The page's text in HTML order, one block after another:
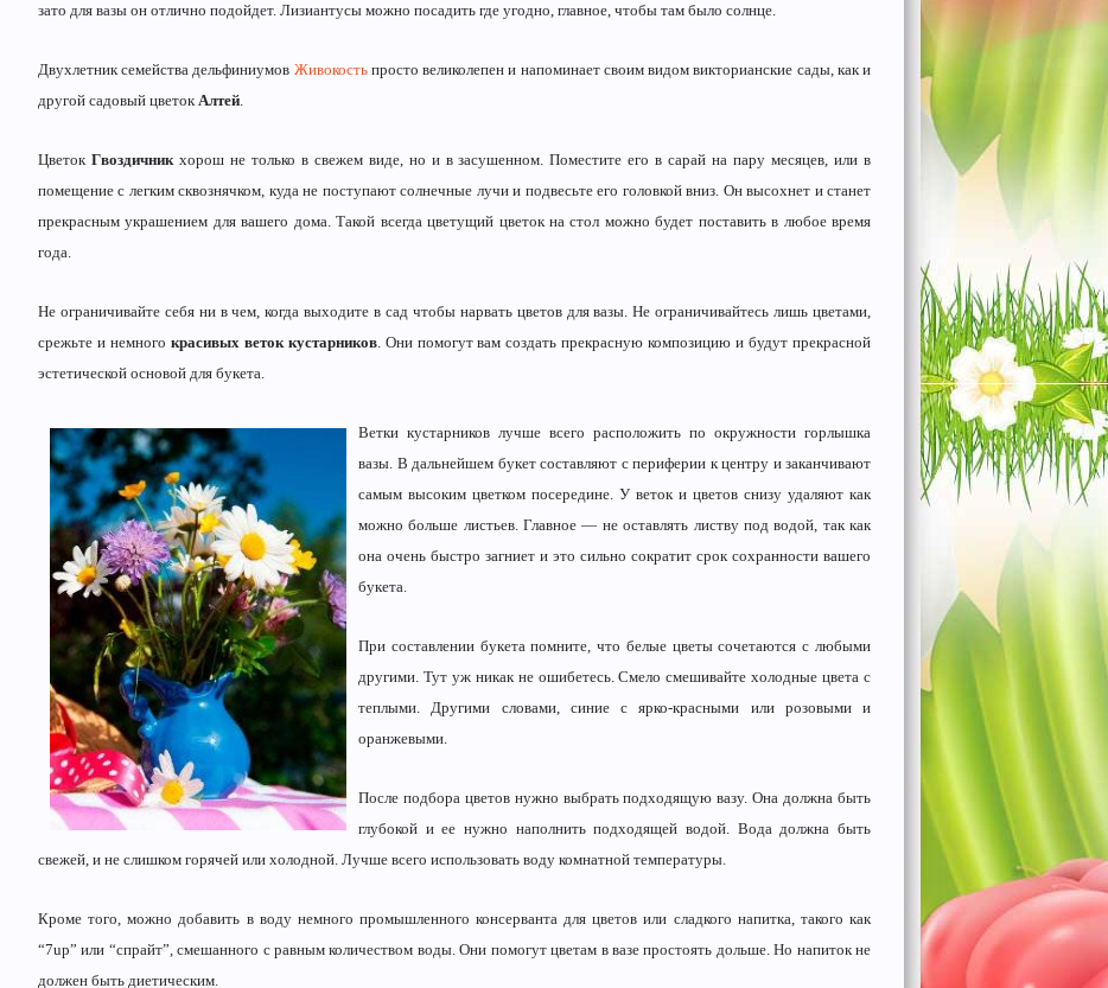
зато для вазы он отлично подойдет. Лизиантусы можно посадить где угодно, главное, чтобы там было солнце.
Двухлетник семейства дельфиниумов Живокостьпросто великолепен и напоминает своим видом викторианские сады, как и
другой садовый цветокАлтей.
Цветок Гвоздичникхорош не только в свежем виде, но и в засушенном. Поместите его в сарай на пару месяцев, или в
помещение с легким сквознячком, куда не поступают солнечные лучи и подвесьте его головкой вниз. Он высохнет и станет
прекрасным украшением для вашего дома. Такой всегда цветущий цветок на стол можно будет поставить в любое время
года.
Не ограничивайте себя ни в чем, когда выходите в сад чтобы нарвать цветов для вазы. Не ограничивайтесь лишь цветами,
срежьте и немного красивых веток кустарников. Они помогут вам создать прекрасную композицию и будут прекрасной
эстетической основой для букета.
Ветки кустарников лучше всего расположить по окружности горлышка
вазы. В дальнейшем букет составляют с периферии к центру и заканчивают
самым высоким цветком посередине. У веток и цветов снизу удаляют как
можно больше листьев. Главное — не оставлять листву под водой, так как
она очень быстро загниет и это сильно сократит срок сохранности вашего
букета.
При составлении букета помните, что белые цветы сочетаются с любыми
другими. Тут уж никак не ошибетесь. Смело смешивайте холодные цвета с
теплыми. Другими словами, синие с ярко-красными или розовыми и
оранжевыми.
После подбора цветов нужно выбрать подходящую вазу. Она должна быть
глубокой и ее нужно наполнить подходящей водой. Вода должна быть
свежей, и не слишком горячей или холодной. Лучше всего использовать воду комнатной температуры.
Кроме того, можно добавить в воду немного промышленного консерванта для цветов или сладкого напитка, такого как
“7up” или “спрайт”, смешанного с равным количеством воды. Они помогут цветам в вазе простоять дольше. Но напиток не
должен быть диетическим.